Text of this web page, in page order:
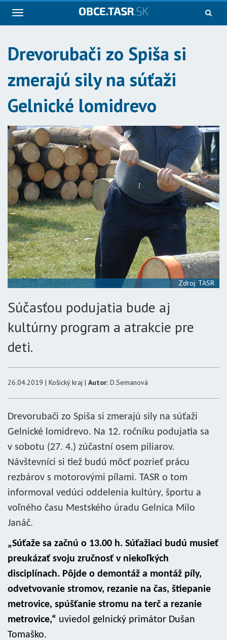
Navigácia
Drevorubači zo Spiša si
zmerajú sily na súťaži
Gelnické lomidrevo
Zdroj: TASR
Súčasťou podujatia bude aj
kultúrny program a atrakcie pre
deti.
26.04.2019 | Košický kraj | Autor: D.Semanová
Drevorubači zo Spiša si zmerajú sily na súťaži
Gelnické lomidrevo. Na 12. ročníku podujatia sa
v sobotu (27. 4.) zúčastní osem piliarov.
Návštevníci si tiež budú môcť pozrieť prácu
rezbárov s motorovými pílami. TASR o tom
informoval vedúci oddelenia kultúry, športu a
voľného času Mestského úradu Gelnica Milo
Janáč.
„Súťaže sa začnú o 13.00 h. Súťažiaci budú musieť
preukázať svoju zručnosť v niekoľkých
disciplínach. Pôjde o demontáž a montáž píly,
odvetvovanie stromov, rezanie na čas, štiepanie
metrovice, spúšťanie stromu na terč a rezanie
metrovice,“ uviedol gelnický primátor Dušan
Tomaško.